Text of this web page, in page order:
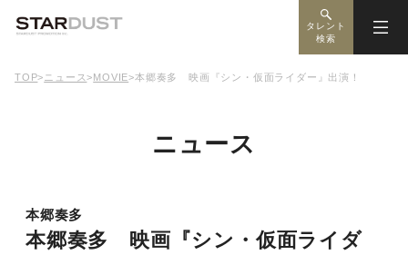
タレント
検索
TOP> ニュース>MOVIE>本郷奏多 映画『シン・仮面ライダー』出演！
ニュース
本郷奏多
本郷奏多 映画『シン・仮面ライダ